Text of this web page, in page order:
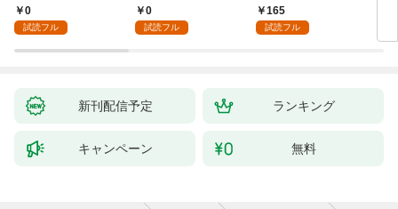
る～不人気の支援魔術
師は給料泥棒だと魔術
が、出世した元教え子
0
試読フル
魔術師～辺境の地でス
ローライフを夢見る
0
試読フル
(話売り) #1
165
試読フル
新刊配信予定 ランキング
キャンペーン 無料